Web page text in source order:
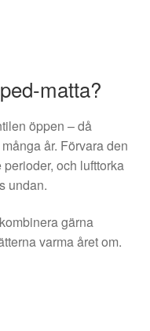
matta?
öppen – då
år. Förvara den
och lufttorka
undan.
gärna
varma året om.